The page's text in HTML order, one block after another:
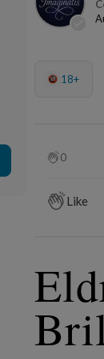
18+
0
Like